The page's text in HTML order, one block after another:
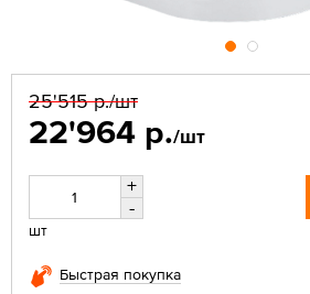
25'515 р./шт
22'964 р./шт
+
-
шт
Быстрая покупка